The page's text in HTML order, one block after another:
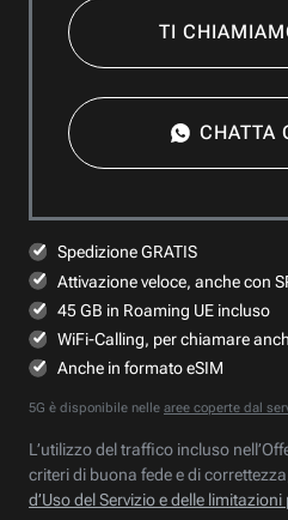
TI
CHATTA
Spedizione GRATIS
Attivazione veloce, anche con
45 GB in Roaming UE incluso
WiFi-Calling, per chiamare
Anche in formato eSIM
5G è disponibile nelle aree coperte dal
L’utilizzo del traffico incluso
criteri di buona fede e di
d’Uso del Servizio e delle limitazioni